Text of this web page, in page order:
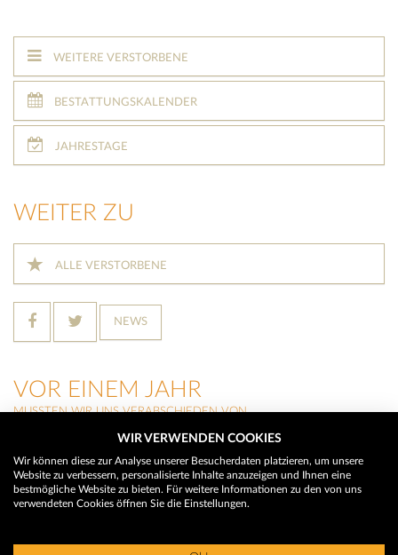
WEITERE VERSTORBENE
BESTATTUNGSKALENDER
JAHRESTAGE
WEITER ZU
ALLE VERSTORBENE
NEWS
VOR EINEM JAHR
MUSSTEN WIR UNS VERABSCHIEDEN VON
THERESIA RAINER
(Neustift im Stubaital)
HILDEGARD BUCHEGGER
(Trins)
WIR VERWENDEN COOKIES
Wir können diese zur Analyse unserer Besucherdaten platzieren, um unsere
Website zu verbessern, personalisierte Inhalte anzuzeigen und Ihnen eine
bestmögliche Website zu bieten. Für weitere Informationen zu den von uns
verwendeten Cookies öffnen Sie die Einstellungen.